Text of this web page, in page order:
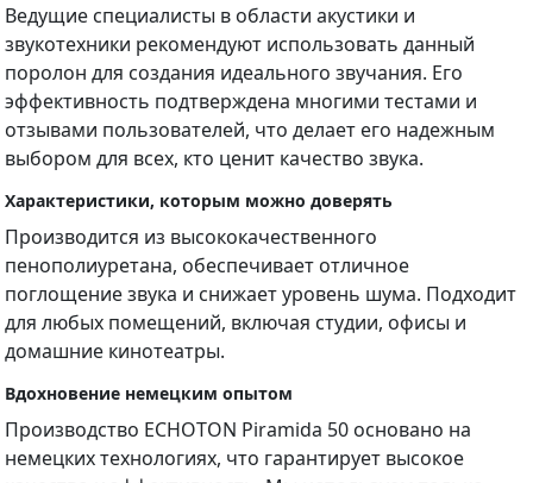
Ведущие специалисты в области акустики и
звукотехники рекомендуют использовать данный
поролон для создания идеального звучания. Его
эффективность подтверждена многими тестами и
отзывами пользователей, что делает его надежным
выбором для всех, кто ценит качество звука.
Характеристики, которым можно доверять
Производится из высококачественного
пенополиуретана, обеспечивает отличное
поглощение звука и снижает уровень шума. Подходит
для любых помещений, включая студии, офисы и
домашние кинотеатры.
Вдохновение немецким опытом
Производство ECHOTON Piramida 50 основано на
немецких технологиях, что гарантирует высокое